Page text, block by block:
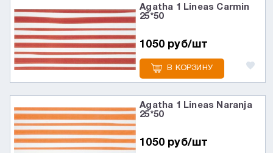
Agatha 1 Lineas Carmin
25*50
1050 руб/шт
В КОРЗИНУ
Agatha 1 Lineas Naranja
25*50
1050 руб/шт